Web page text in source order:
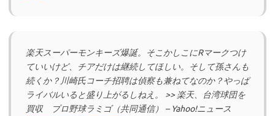
楽天スーパーモンキーズ爆誕。そこかしこにRマークつけ
ていいけど、チアだけは継続してほしい。そして孫さんも
続くか？川崎氏コーチ招聘は偵察も兼ねてなのか？やっぱ
ライバルいると盛り上がるしねえ。 >> 楽天、台湾球団を
買収 プロ野球ラミゴ（共同通信） – Yahoo!ニュース